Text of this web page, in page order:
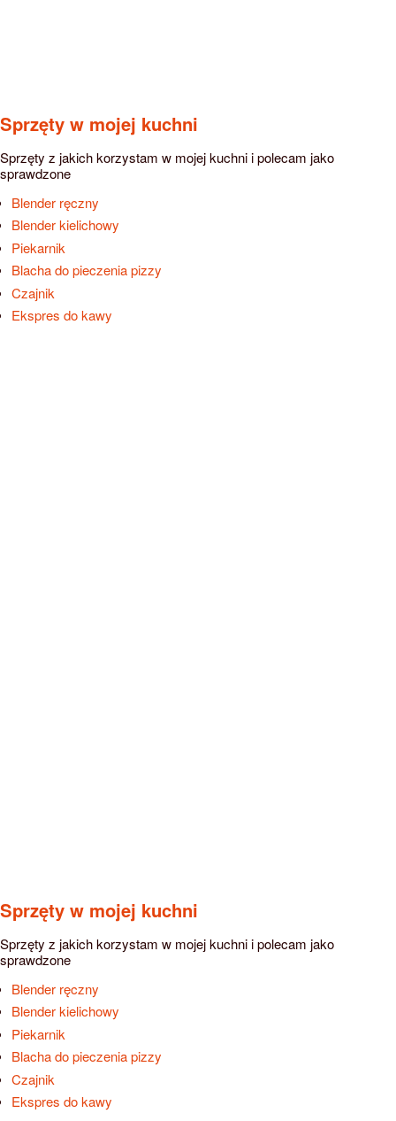
Sprzęty w mojej kuchni
Sprzęty z jakich korzystam w mojej kuchni i polecam jako
sprawdzone
Blender ręczny
Blender kielichowy
Piekarnik
Blacha do pieczenia pizzy
Czajnik
Ekspres do kawy
Sprzęty w mojej kuchni
Sprzęty z jakich korzystam w mojej kuchni i polecam jako
sprawdzone
Blender ręczny
Blender kielichowy
Piekarnik
Blacha do pieczenia pizzy
Czajnik
Ekspres do kawy